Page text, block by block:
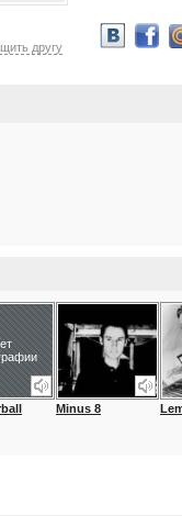
другу
Minus 8